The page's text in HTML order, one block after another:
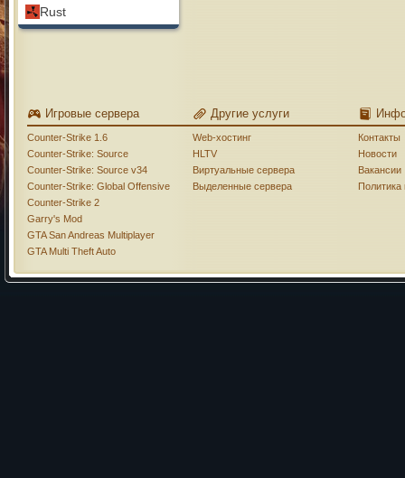
Rust
Игровые сервера
Counter-Strike 1.6
Counter-Strike: Source
Counter-Strike: Source v34
Counter-Strike: Global Offensive
Counter-Strike 2
Garry's Mod
GTA San Andreas Multiplayer
GTA Multi Theft Auto
Другие услуги
Web-хостинг
HLTV
Виртуальные сервера
Выделенные сервера
Контакты
Новости
Вакансии
Политика